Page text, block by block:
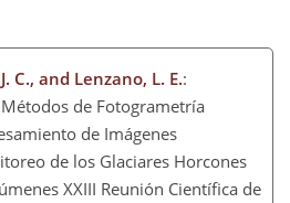
C., and Lenzano, L. E.:
de Fotogrametría
de Imágenes
de los Glaciares Horcones
XXIII Reunión Científica de